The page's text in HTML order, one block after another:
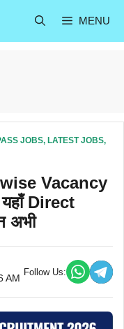
MENU
JOBS, LATEST JOBS,
Vacancy
यहाँ Direct
अभी
AM
Follow Us: